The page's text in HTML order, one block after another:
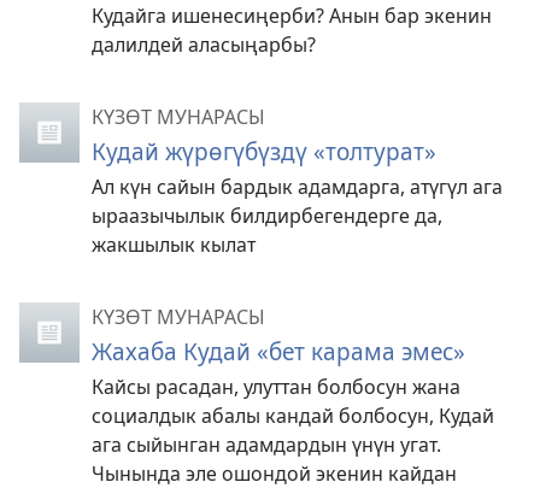
Кудайга ишенесиңерби? Анын бар экенин
далилдей аласыңарбы?
КҮЗӨТ МУНАРАСЫ
Кудай жүрөгүбүздү «толтурат»
Ал күн сайын бардык адамдарга, атүгүл ага
ыраазычылык билдирбегендерге да,
жакшылык кылат
КҮЗӨТ МУНАРАСЫ
Жахаба Кудай «бет карама эмес»
Кайсы расадан, улуттан болбосун жана
социалдык абалы кандай болбосун, Кудай
ага сыйынган адамдардын үнүн угат.
Чынында эле ошондой экенин кайдан